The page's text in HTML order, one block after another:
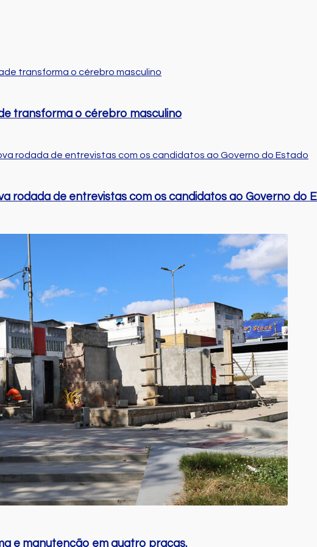
transforma o cérebro masculino
rodada de entrevistas com os candidatos ao Governo do
e manutenção em quatro praças.